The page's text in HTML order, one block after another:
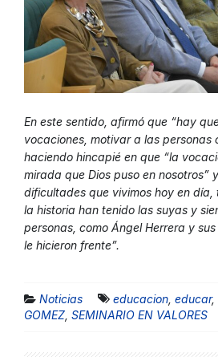
En este sentido, afirmó que “hay
vocaciones, motivar a las personas
haciendo hincapié en que “la
mirada que Dios puso en nosotros”
dificultades que vivimos hoy en
la historia han tenido las suyas y
personas, como Ángel Herrera y
le hicieron frente”.
Noticias educacion educar,
GOMEZ SEMINARIO EN VALORES